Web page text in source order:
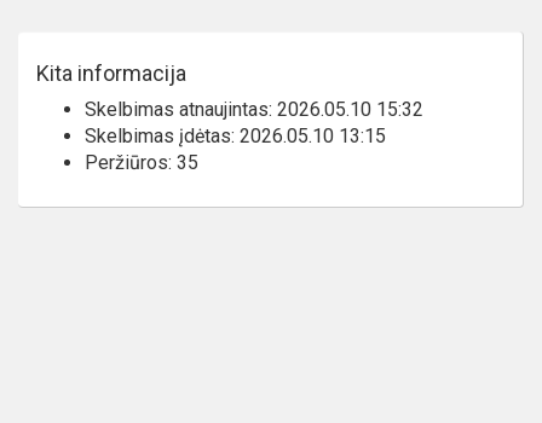
Kita informacija
Skelbimas atnaujintas: 2026.05.10 15:32
Skelbimas įdėtas: 2026.05.10 13:15
Peržiūros: 35